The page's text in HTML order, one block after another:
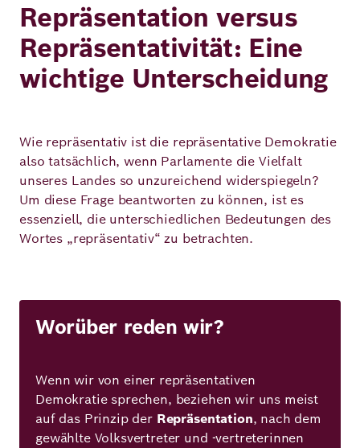
Repräsentation versus
Repräsentativität: Eine
wichtige Unterscheidung
Wie repräsentativ ist die repräsentative Demokratie
also tatsächlich, wenn Parlamente die Vielfalt
unseres Landes so unzureichend widerspiegeln?
Um diese Frage beantworten zu können, ist es
essenziell, die unterschiedlichen Bedeutungen des
Wortes „repräsentativ“ zu betrachten.
Worüber reden wir?
Wenn wir von einer repräsentativen
Demokratie sprechen, beziehen wir uns meist
auf das Prinzip der Repräsentation, nach dem
gewählte Volksvertreter und -vertreterinnen